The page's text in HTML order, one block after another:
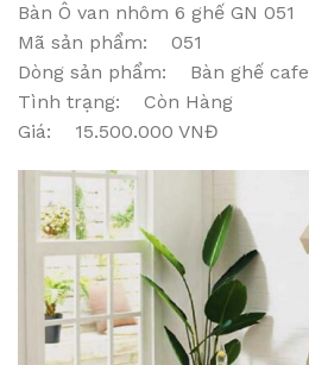
Bàn Ô van nhôm 6 ghế GN 051
Mã sản phẩm: 051
Dòng sản phẩm: Bàn ghế cafe
Tình trạng: Còn Hàng
Giá: 15.500.000 VNĐ